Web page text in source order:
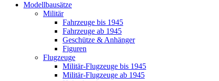
Modellbausätze
Militär
Fahrzeuge bis 1945
Fahrzeuge ab 1945
Geschütze & Anhänger
Figuren
Flugzeuge
Militär-Flugzeuge bis 1945
Militär-Flugzeuge ab 1945